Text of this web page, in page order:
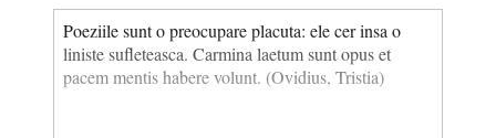
Poeziile sunt o preocupare placuta: ele cer insa o
liniste sufleteasca. Carmina laetum sunt opus et
pacem men­tis habere volunt. (Ovidius, Tristia)